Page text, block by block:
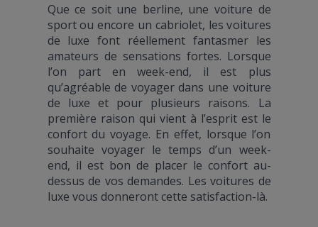
Que ce soit une berline, une voiture de
sport ou encore un cabriolet, les voitures
de luxe font réellement fantasmer les
amateurs de sensations fortes. Lorsque
l’on part en week-end, il est plus
qu’agréable de voyager dans une voiture
de luxe et pour plusieurs raisons. La
première raison qui vient à l’esprit est le
confort du voyage. En effet, lorsque l’on
souhaite voyager le temps d’un week-
end, il est bon de placer le confort au-
dessus de vos demandes. Les voitures de
luxe vous donneront cette satisfaction-là.